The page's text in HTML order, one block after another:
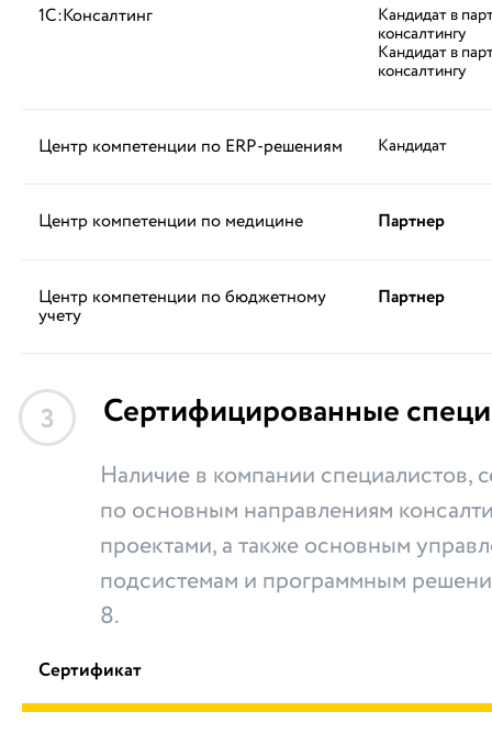
1С:Консалтинг Кандидат в
консалтингу
Кандидат в
консалтингу
Центр компетенции по ERP-решениям Кандидат
Центр компетенции по медицине Партнер
Центр компетенции по бюджетному
учету
Партнер
3 Сертифицированные
Наличие в компании специалистов,
по основным направлениям
проектами, а также основным
подсистемам и программным
8.
Сертификат